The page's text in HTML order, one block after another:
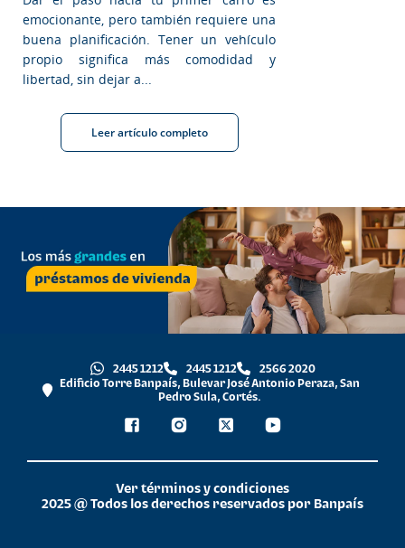
emocionante, pero también requiere una
buena planificación. Tener un vehículo
propio significa más comodidad y
libertad, sin dejar a...
Leer artículo completo
2445 1212 2445 1212
2566 2020
Edificio Torre Banpaís, Bulevar José Antonio Peraza, San
Pedro Sula, Cortés.
Ver términos y condiciones
2025 @ Todos los derechos reservados por Banpaís